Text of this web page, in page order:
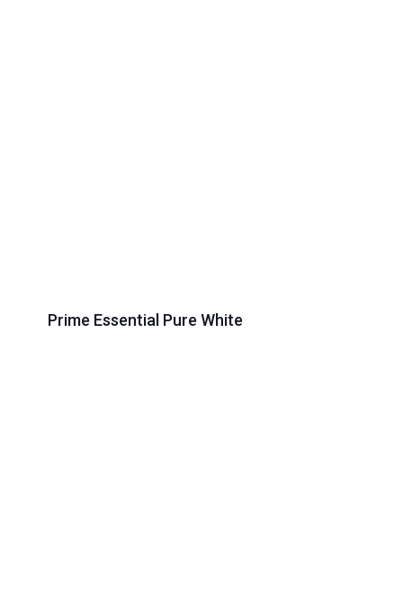
Prime Essential Pure White